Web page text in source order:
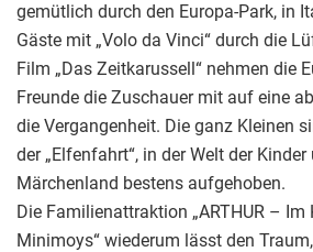
gemütlich durch den Europa-Park, in
Gäste mit „Volo da Vinci“ durch die
Film „Das Zeitkarussell“ nehmen die
Freunde die Zuschauer mit auf eine
die Vergangenheit. Die ganz Kleinen
der „Elfenfahrt“, in der Welt der
Märchenland bestens aufgehoben.
Die Familienattraktion „ARTHUR – Im
Minimoys“ wiederum lässt den